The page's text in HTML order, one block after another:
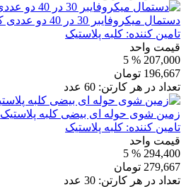
دستمال میکروفایبر 30 در 40 دو عددی کلبه پلاستیک
تامین کننده: کلبه پلاستیک
قیمت واحد
207,000
% 5
196,667 تومان
تعداد در هر کارتن: 60 عدد
زمین شوی حوله ای بیضی کلبه پلاستیک
تامین کننده: کلبه پلاستیک
قیمت واحد
294,400
% 5
279,667 تومان
تعداد در هر کارتن: 30 عدد